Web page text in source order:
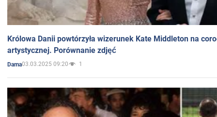
Królowa Danii powtórzyła wizerunek Kate Middleton na
artystycznej. Porównanie zdjęć
Dama03.03.2025 09:20 1